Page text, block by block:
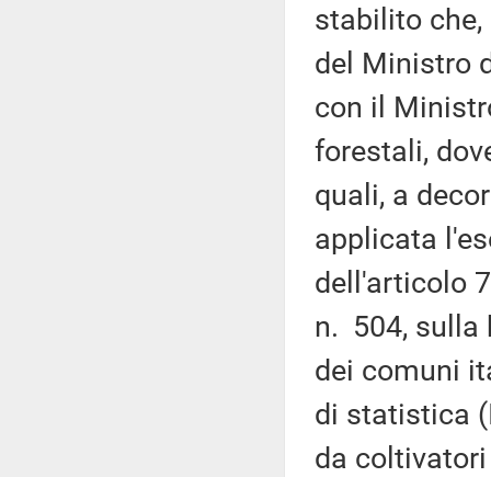
stabilito che,
del Ministro
con il
forestali,
quali, a
applicata
dell'articolo
n. 504, sulla
dei comuni
di statistica
da